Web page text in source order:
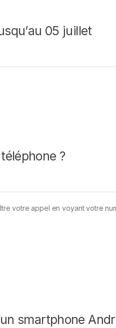
05 juillet
?
votre appel en voyant votre
smartphone